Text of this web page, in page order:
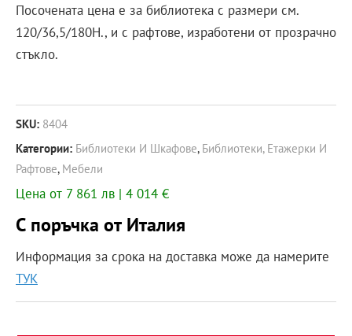
Посочената цена е за библиотека с размери см.
120/36,5/180Н., и с рафтове, изработени от прозрачно
стъкло.
SKU: 8404
Категории: Библиотеки И Шкафове, Библиотеки, Етажерки И
Рафтове, Мебели
Цена от 7 861 лв | 4 014 €
С поръчка от Италия
Информация за срока на доставка може да намерите
ТУК